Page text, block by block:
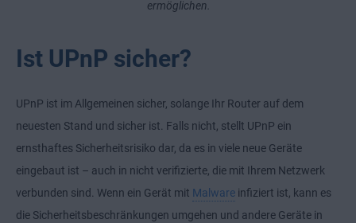
ermöglichen.
Ist UPnP sicher?
UPnP ist im Allgemeinen sicher, solange Ihr Router auf dem
neuesten Stand und sicher ist. Falls nicht, stellt UPnP ein
ernsthaftes Sicherheitsrisiko dar, da es in viele neue Geräte
eingebaut ist – auch in nicht verifizierte, die mit Ihrem Netzwerk
verbunden sind. Wenn ein Gerät mit Malware infiziert ist, kann es
die Sicherheitsbeschränkungen umgehen und andere Geräte in